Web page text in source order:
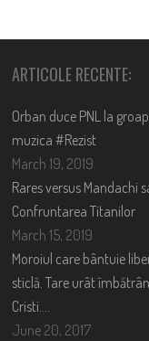
ARTICOLE RECENTE:
Orban duce PNL la
muzica #Rezist
March 19, 2019
Rares versus Mandachi
Confruntarea Titanilor
March 15, 2019
Moroiul care bântuie
sticlă. Tare urât
Cristi….
June 20, 2017